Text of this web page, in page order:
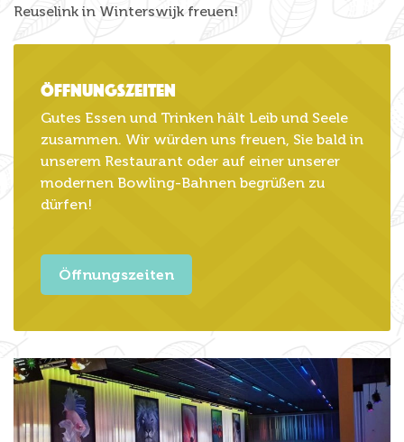
Reuselink in Winterswijk freuen!
Öffnungszeiten
Gutes Essen und Trinken hält Leib und Seele
zusammen. Wir würden uns freuen, Sie bald in
unserem Restaurant oder auf einer unserer
modernen Bowling-Bahnen begrüßen zu
dürfen!
Öffnungszeiten